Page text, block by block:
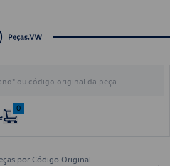
0
por Código Original